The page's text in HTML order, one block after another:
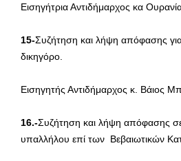
Εισηγήτρια Αντιδήμαρχος κα
15-Συζήτηση και λήψη απόφασης
δικηγόρο.
Εισηγητής Αντιδήμαρχος κ. Βάιος
16.-Συζήτηση και λήψη απόφασης
υπαλλήλου επί των Βεβαιωτικών